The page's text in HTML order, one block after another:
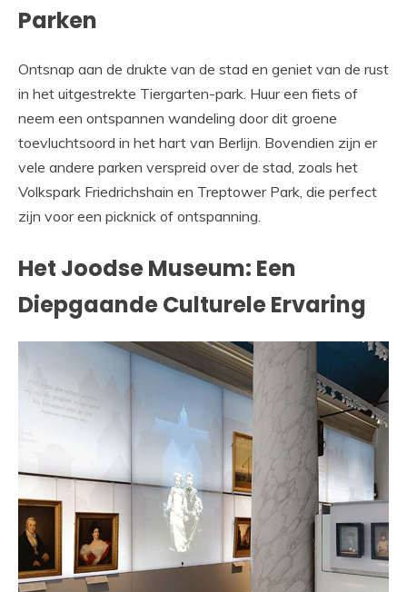
Parken
Ontsnap aan de drukte van de stad en geniet van de rust
in het uitgestrekte Tiergarten-park. Huur een fiets of
neem een ontspannen wandeling door dit groene
toevluchtsoord in het hart van Berlijn. Bovendien zijn er
vele andere parken verspreid over de stad, zoals het
Volkspark Friedrichshain en Treptower Park, die perfect
zijn voor een picknick of ontspanning.
Het Joodse Museum: Een
Diepgaande Culturele Ervaring